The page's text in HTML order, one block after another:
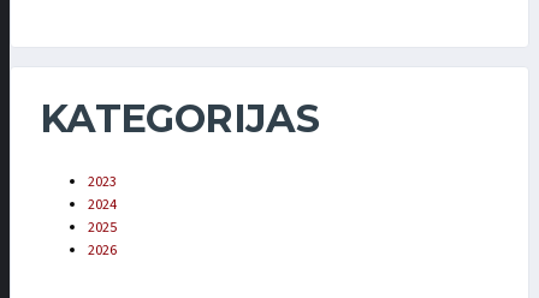
KATEGORIJAS
2023
2024
2025
2026